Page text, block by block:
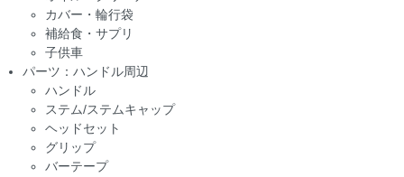
カバー・輪行袋
補給食・サプリ
子供車
パーツ：ハンドル周辺
ハンドル
ステム/ステムキャップ
ヘッドセット
グリップ
バーテープ